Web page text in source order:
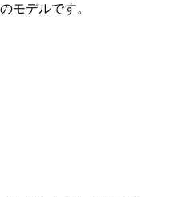
モデルです。